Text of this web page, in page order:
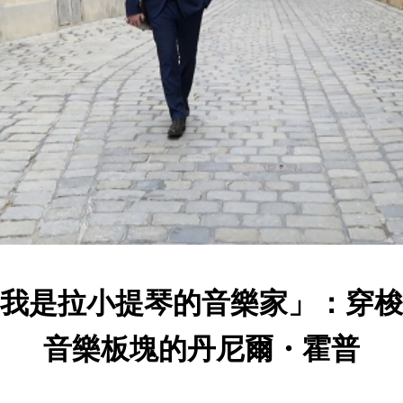
是拉小提琴的音樂家」：穿
音樂板塊的丹尼爾・霍普